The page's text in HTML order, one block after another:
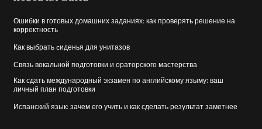
Ошибки в готовых домашних заданиях: как проверять решение на
корректность
Как выбрать cиденья для унитазов
Связь вокальной подготовки и ораторского мастерства
Как сдать международный экзамен по английскому языму: ваш
личный план подготовки
Испанский язык: зачем его учить и как сделать результат заметнее